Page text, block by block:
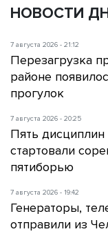
НОВОСТИ
7 августа 2026 - 21:12
Перезагрузка
районе
прогулок
7 августа 2026 - 20:25
Пять
стартовали
пятиборью
7 августа 2026 - 19:42
Генераторы,
отправили из